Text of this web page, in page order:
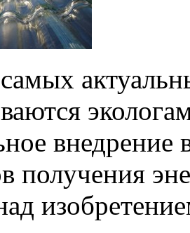
внедрение
получения